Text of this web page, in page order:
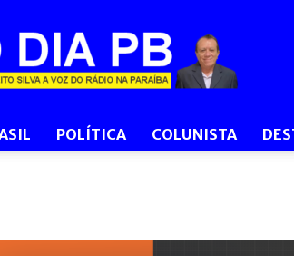
O
POLÍTICA COLUNISTA